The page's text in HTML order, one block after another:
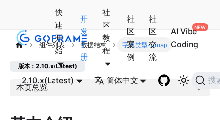
快
速
开
始
开
发
手
册
社
区
教
程
社
区
案
例
社
区
交
流
AI Vibe
Coding
2.10.x(Latest) 简体中文 搜
组件列表 数据结构 字典类型-gmap
版本：2.10.x(Latest)
本页总览